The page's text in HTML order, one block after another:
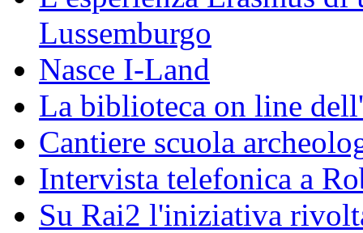
Lussemburgo
Nasce I-Land
La biblioteca on line
Cantiere scuola
Intervista telefonica a
Su Rai2 l'iniziativa